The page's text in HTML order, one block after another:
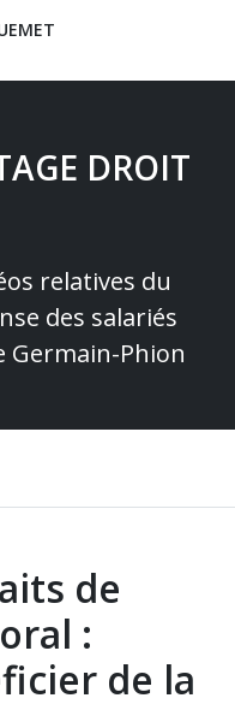
DROIT
relatives du
des salariés
Germain-Phion
de
:
de la